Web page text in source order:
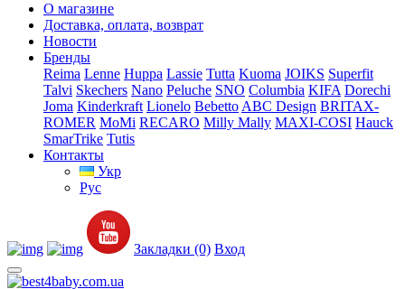
О магазине
Доставка, оплата, возврат
Новости
Бренды
Reima Lenne Huppa Lassie Tutta Kuoma JOIKS Superfit
Talvi Skechers Nano Peluche SNO Columbia KIFA Dorechi
Joma Kinderkraft Lionelo Bebetto ABC Design BRITAX-
ROMER MoMi RECARO Milly Mally MAXI-COSI Hauck
SmarTrike Tutis
Контакты
Укр
Рус
Закладки (0) Вход